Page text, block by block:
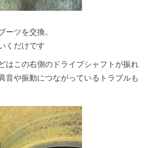
ーツを交換。
くだけです
はこの右側のドライブシャフトが振れ
音や振動につながっているトラブルも